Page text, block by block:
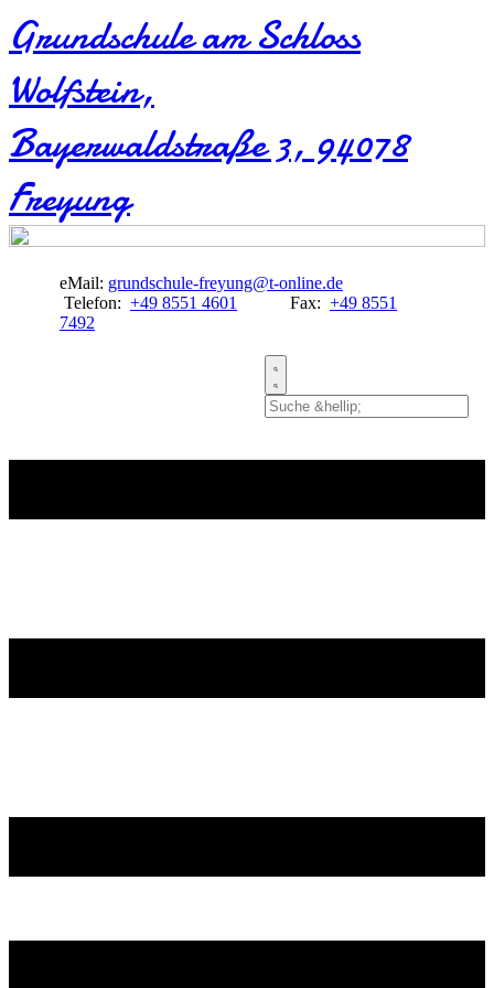
Grundschule am Schloss
Wolfstein​,
Bayerwaldstraße 3, 94078
Freyung
eMail: grundschule-freyung@t-online.de
Telefon: +49 8551 4601 Fax: +49 8551
7492